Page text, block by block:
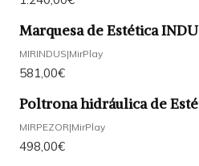
Marquesa de Estética
MIRINDUS|MirPlay
581,00€
Poltrona hidráulica de
MIRPEZOR|MirPlay
498,00€